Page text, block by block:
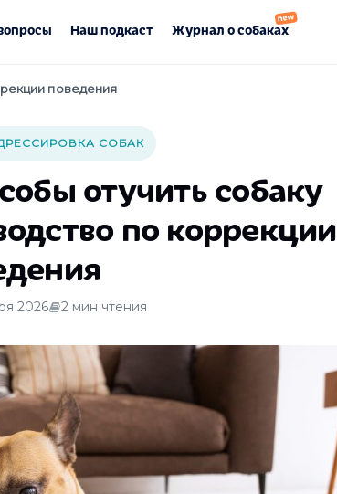
Наш подкаст Журнал о собаках
поведения
СОБАК
отучить собаку
по коррекции
2026 2 мин чтения